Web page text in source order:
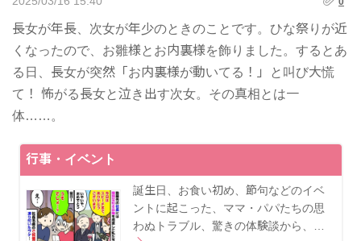
長女が年長、次女が年少のときのことです。ひな祭りが近
くなったので、お雛様とお内裏様を飾りました。するとあ
る日、長女が突然「お内裏様が動いてる！」と叫び大慌
て！ 怖がる長女と泣き出す次女。その真相とは一
体……。
行事・イベント
誕生日、お食い初め、節句などのイベ
ントに起こった、ママ・パパたちの思
わぬトラブル、驚きの体験談から、…